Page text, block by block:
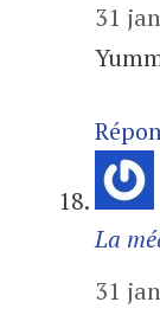
31
La
31